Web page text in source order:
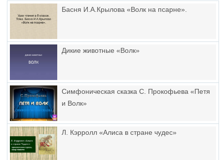
Басня И.А.Крылова «Волк на псарне».
Дикие животные «Волк»
Симфоническая сказка С. Прокофьева «Петя
и Волк»
Л. Кэрролл «Алиса в стране чудес»